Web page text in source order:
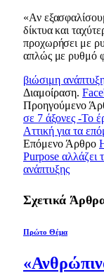
«Αν
δίκτυα και
προχωρήσει με
απλώς με ρυθμό
βιώσιμη
Διαμοίραση.
Προηγούμενο
σε 7 άξονες -Το
Αττική για τα
Επόμενο Άρθρο
Purpose αλλάζει
ανάπτυξης
Σχετικά
Πρώτο Θέμα